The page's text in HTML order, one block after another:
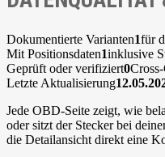
Dokumentierte Varianten1für
Mit Positionsdaten1inklusive
Geprüft oder verifiziert0
Letzte Aktualisierung
Jede OBD-Seite zeigt, wie
oder sitzt der Stecker bei
die Detailansicht direkt eine